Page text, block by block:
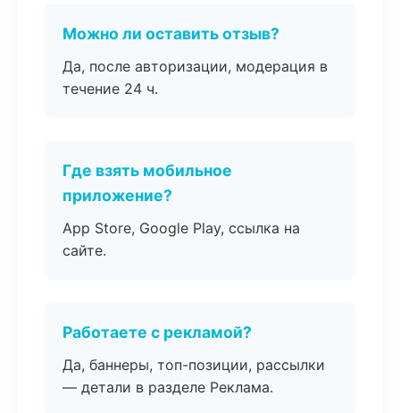
Можно ли оставить отзыв?
Да, после авторизации, модерация в
течение 24 ч.
Где взять мобильное
приложение?
App Store, Google Play, ссылка на
сайте.
Работаете с рекламой?
Да, баннеры, топ-позиции, рассылки
— детали в разделе Реклама.